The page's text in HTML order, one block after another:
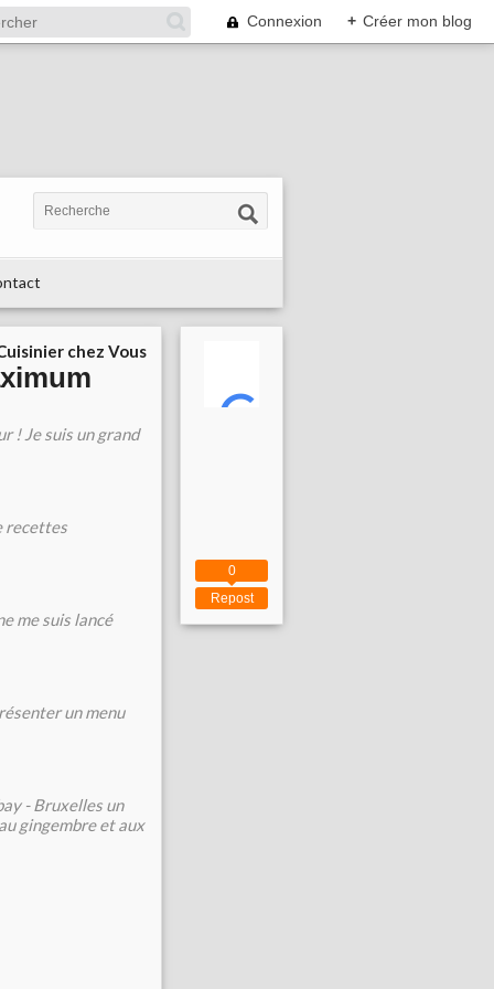
Connexion + Créer mon blog
chez Vous
! Je suis un grand
recettes
me suis lancé
un menu
- Bruxelles un
gingembre et aux
Repost
0